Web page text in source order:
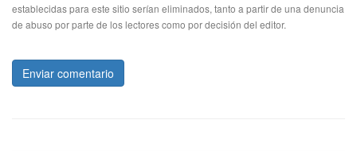
establecidas para este sitio serían eliminados, tanto a partir de una denuncia
de abuso por parte de los lectores como por decisión del editor.
Enviar comentario